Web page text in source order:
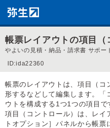
帳票レイアウトの項目（
やよいの見積・納品・請求書 サポー
ID:ida22360
帳票のレイアウトは、項目（
形するなどして編集します。「
ウトを構成する1つ1つの項目で
項目（コントロール）は、レイ
トオプション］パネルから帳